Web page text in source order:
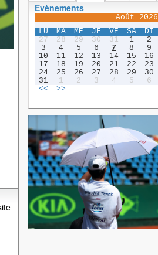
Evènements
Août 2026
LU
MA ME JE VE SA
DI
27
28 29 30 31 1
2
3
4 5 6 7 8
9
10
11 12 13 14 15
16
17
18 19 20 21 22
23
24
25 26 27 28 29
30
31
1 2 3 4 5
6
<<
>>